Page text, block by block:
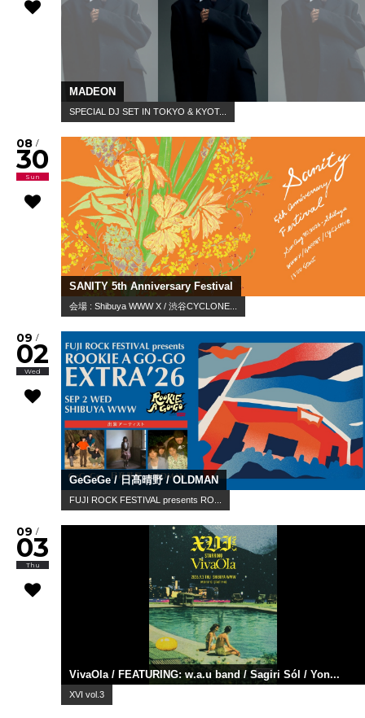
MADEON
SPECIAL DJ SET IN TOKYO & KYOT...
08 /
30
Sun
SANITY 5th Anniversary Festival
会場 : Shibuya WWW X / 渋谷CYCLONE...
09 /
02
Wed
GeGeGe / 日髙晴野 / OLDMAN
FUJI ROCK FESTIVAL presents RO...
09 /
03
Thu
VivaOla / FEATURING: w.a.u band / Sagiri Sól / Yon...
XVI vol.3